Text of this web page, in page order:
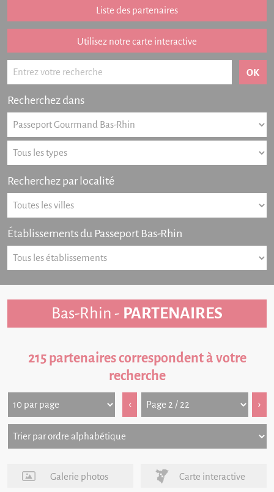
Listing des newsletters
Haut-Rhin
Offres numériques
Partenariat
FAQ
Livre d'or
Contact
Liste des partenaires
Utilisez notre carte interactive
Recherchez dans
Recherchez par localité
Établissements du Passeport Bas-Rhin
Bas-Rhin - PARTENAIRES
215 partenaires correspondent à votre
recherche
‹ ›
Galerie photos Carte interactive